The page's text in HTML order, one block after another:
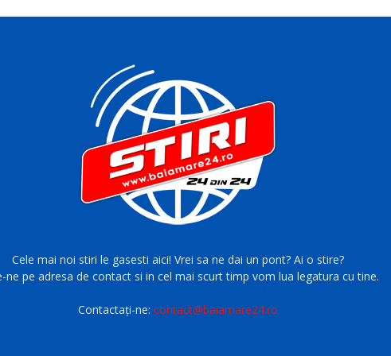
Cele mai noi stiri le gasesti aici! Vrei sa ne dai un pont? Ai o stire?
ne pe adresa de contact si in cel mai scurt timp vom lua legatura cu tine.
Contactați-ne:contact@baiamare24.ro